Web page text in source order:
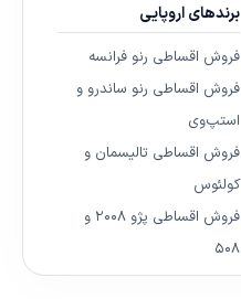
برندهای اروپایی
فروش اقساطی رنو فرانسه
فروش اقساطی رنو ساندرو و
استپ‌وی
فروش اقساطی تالیسمان و
کولئوس
فروش اقساطی پژو ۲۰۰۸ و
۵۰۸